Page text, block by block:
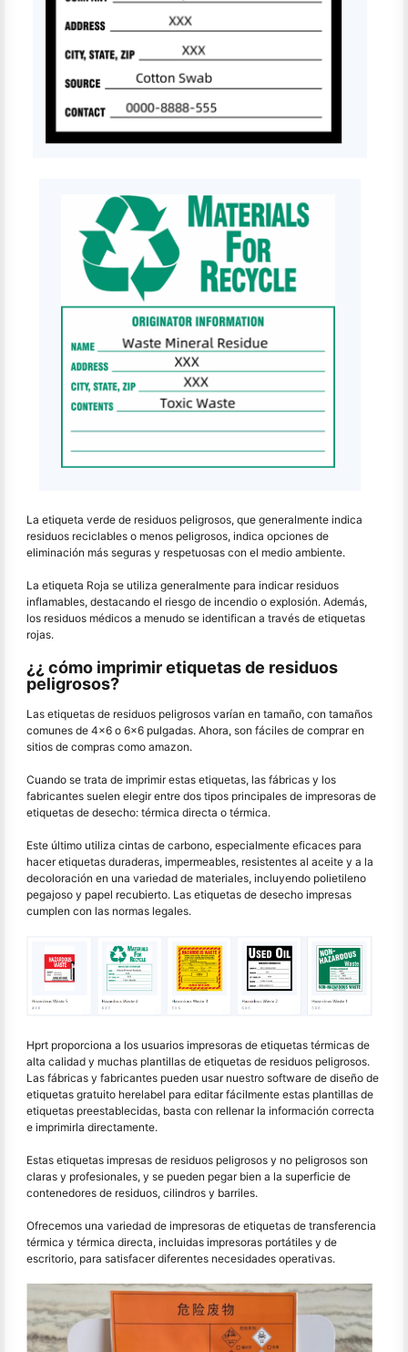
La etiqueta verde de residuos peligrosos, que generalmente indica
residuos reciclables o menos peligrosos, indica opciones de
eliminación más seguras y respetuosas con el medio ambiente.
La etiqueta Roja se utiliza generalmente para indicar residuos
inflamables, destacando el riesgo de incendio o explosión. Además,
los residuos médicos a menudo se identifican a través de etiquetas
rojas.
¿¿ cómo imprimir etiquetas de residuos
peligrosos?
Las etiquetas de residuos peligrosos varían en tamaño, con tamaños
comunes de 4x6 o 6x6 pulgadas. Ahora, son fáciles de comprar en
sitios de compras como amazon.
Cuando se trata de imprimir estas etiquetas, las fábricas y los
fabricantes suelen elegir entre dos tipos principales de impresoras de
etiquetas de desecho: térmica directa o térmica.
Este último utiliza cintas de carbono, especialmente eficaces para
hacer etiquetas duraderas, impermeables, resistentes al aceite y a la
decoloración en una variedad de materiales, incluyendo polietileno
pegajoso y papel recubierto. Las etiquetas de desecho impresas
cumplen con las normas legales.
Hprt proporciona a los usuarios impresoras de etiquetas térmicas de
alta calidad y muchas plantillas de etiquetas de residuos peligrosos.
Las fábricas y fabricantes pueden usar nuestro software de diseño de
etiquetas gratuito herelabel para editar fácilmente estas plantillas de
etiquetas preestablecidas, basta con rellenar la información correcta
e imprimirla directamente.
Estas etiquetas impresas de residuos peligrosos y no peligrosos son
claras y profesionales, y se pueden pegar bien a la superficie de
contenedores de residuos, cilindros y barriles.
Ofrecemos una variedad de impresoras de etiquetas de transferencia
térmica y térmica directa, incluidas impresoras portátiles y de
escritorio, para satisfacer diferentes necesidades operativas.